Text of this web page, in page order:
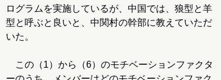
ログラムを実施しているが、中国では、狼型と羊
型と呼ぶと良いと、中関村の幹部に教えていただ
いた。
この（1）から（6）のモチベーションファクタ